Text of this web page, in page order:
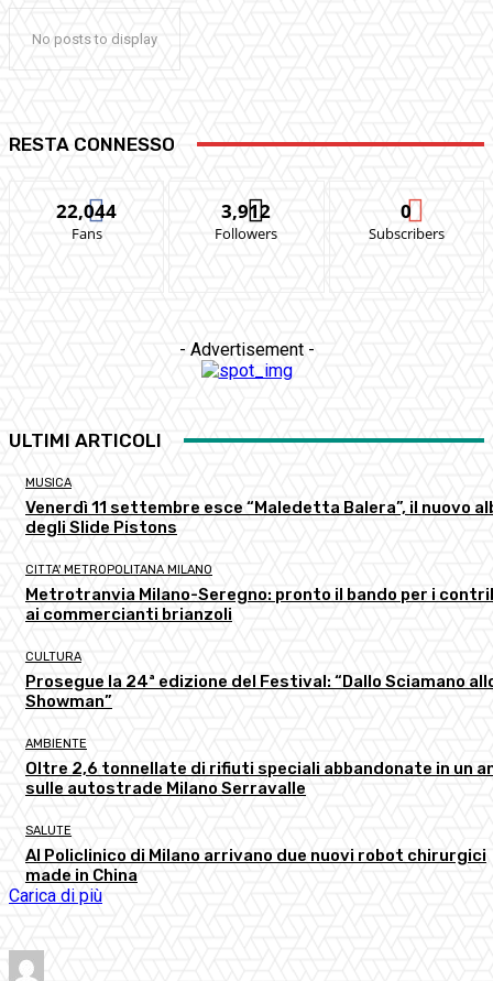
No posts to display
RESTA CONNESSO
22,044
Fans
3,912
Followers
0
Subscribers
- Advertisement -
ULTIMI ARTICOLI
MUSICA
Venerdì 11 settembre esce “Maledetta Balera”, il nuovo
degli Slide Pistons
CITTA' METROPOLITANA MILANO
Metrotranvia Milano-Seregno: pronto il bando per i
ai commercianti brianzoli
CULTURA
Prosegue la 24ª edizione del Festival: “Dallo Sciamano
Showman”
AMBIENTE
Oltre 2,6 tonnellate di rifiuti speciali abbandonate in un
sulle autostrade Milano Serravalle
SALUTE
Al Policlinico di Milano arrivano due nuovi robot chirurgici
made in China
Carica di più